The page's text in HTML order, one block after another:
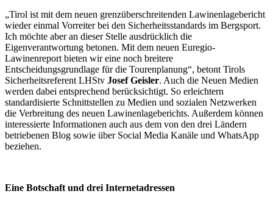
„Tirol ist mit dem neuen grenzüberschreitenden Lawinenlagebericht
wieder einmal Vorreiter bei den Sicherheitsstandards im Bergsport.
Ich möchte aber an dieser Stelle ausdrücklich die
Eigenverantwortung betonen. Mit dem neuen Euregio-
Lawinenreport bieten wir eine noch breitere
Entscheidungsgrundlage für die Tourenplanung“, betont Tirols
Sicherheitsreferent LHStv Josef Geisler. Auch die Neuen Medien
werden dabei entsprechend berücksichtigt. So erleichtern
standardisierte Schnittstellen zu Medien und sozialen Netzwerken
die Verbreitung des neuen Lawinenlageberichts. Außerdem können
interessierte Informationen auch aus dem von den drei Ländern
betriebenen Blog sowie über Social Media Kanäle und WhatsApp
beziehen.
Eine Botschaft und drei Internetadressen